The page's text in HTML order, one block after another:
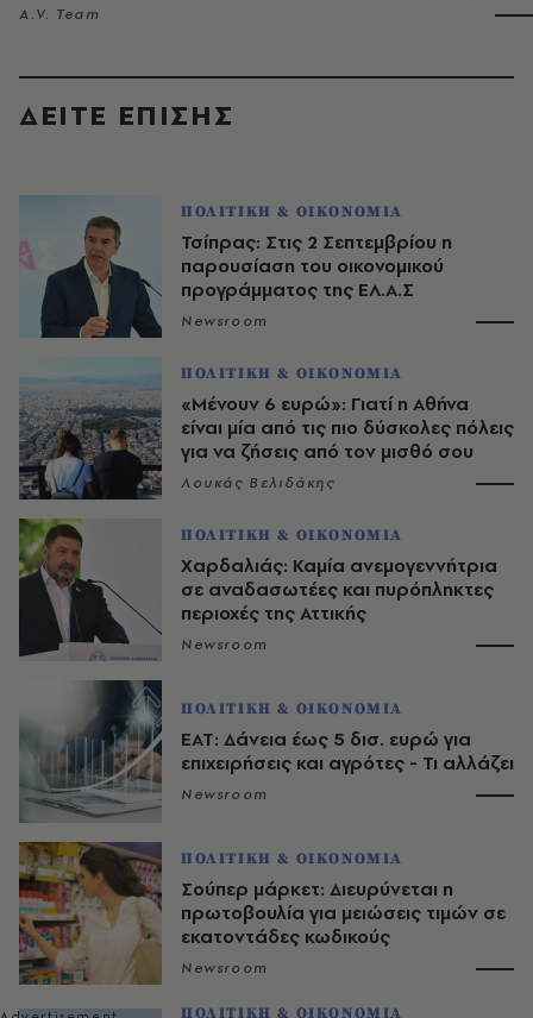
A.V. Team
ΔΕΙΤΕ ΕΠΙΣΗΣ
ΠΟΛΙΤΙΚΗ & ΟΙΚΟΝΟΜΙΑ
Τσίπρας: Στις 2 Σεπτεμβρίου η
παρουσίαση του οικονομικού
προγράμματος της ΕΛ.Α.Σ
Newsroom
ΠΟΛΙΤΙΚΗ & ΟΙΚΟΝΟΜΙΑ
«Μένουν 6 ευρώ»: Γιατί η Αθήνα
είναι μία από τις πιο δύσκολες πόλεις
για να ζήσεις από τον μισθό σου
Λουκάς Βελιδάκης
ΠΟΛΙΤΙΚΗ & ΟΙΚΟΝΟΜΙΑ
Χαρδαλιάς: Καμία ανεμογεννήτρια
σε αναδασωτέες και πυρόπληκτες
περιοχές της Αττικής
Newsroom
ΠΟΛΙΤΙΚΗ & ΟΙΚΟΝΟΜΙΑ
ΕΑΤ: Δάνεια έως 5 δισ. ευρώ για
επιχειρήσεις και αγρότες - Τι αλλάζει
Newsroom
ΠΟΛΙΤΙΚΗ & ΟΙΚΟΝΟΜΙΑ
Σούπερ μάρκετ: Διευρύνεται η
πρωτοβουλία για μειώσεις τιμών σε
εκατοντάδες κωδικούς
Newsroom
ΠΟΛΙΤΙΚΗ & ΟΙΚΟΝΟΜΙΑ